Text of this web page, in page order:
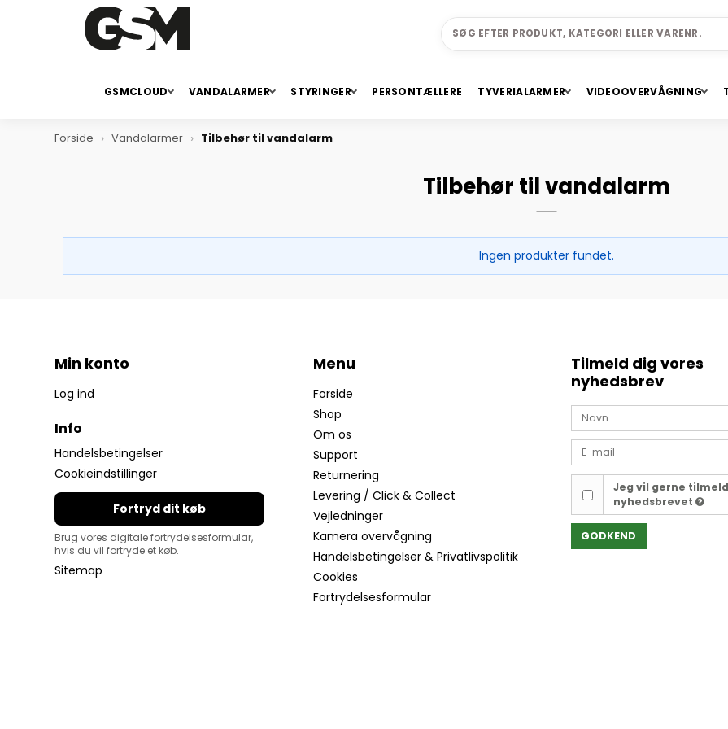
GSMCLOUD VANDALARMER STYRINGER PERSONTÆLLERE TYVERIALARMER VIDEOOVERVÅGNING
Forside Vandalarmer Tilbehør til vandalarm
Tilbehør til vandalarm
Ingen produkter fundet.
Min konto
Log ind
Info
Handelsbetingelser
Cookieindstillinger
Fortryd dit køb
Brug vores digitale fortrydelsesformular,
hvis du vil fortryde et køb.
Sitemap
Menu
Forside
Shop
Om os
Support
Returnering
Levering / Click & Collect
Vejledninger
Kamera overvågning
Handelsbetingelser & Privatlivspolitik
Cookies
Fortrydelsesformular
Tilmeld dig vores
nyhedsbrev
Jeg vil gerne
nyhedsbrevet
GODKEND